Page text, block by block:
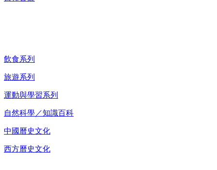
飲食系列
旅遊系列
運動與學習系列
自然科學／知識百科
中國曆史文化
西方曆史文化